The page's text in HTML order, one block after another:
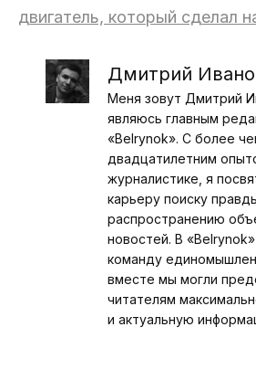
двигатель, который сделал
Дмитрий
Меня зовут Дмитрий
являюсь главным
«Belrynok». С более
двадцатилетним
журналистике, я
карьеру поиску
распространению
новостей. В
команду
вместе мы могли
читателям
и актуальную